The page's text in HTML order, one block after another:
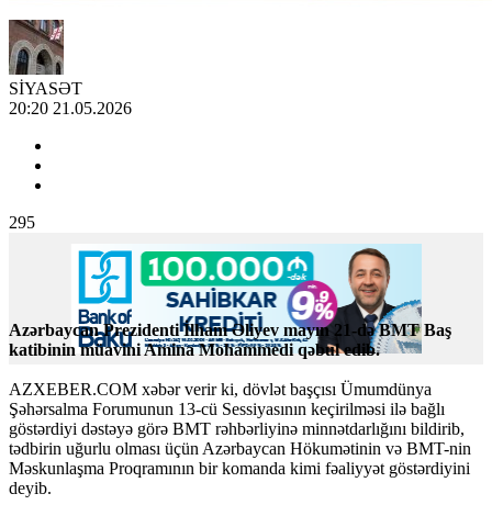
SİYASƏT
20:20 21.05.2026
295
Azərbaycan Prezidenti İlham Əliyev mayın 21-də BMT Baş
katibinin müavini Amina Mohammedi qəbul edib.
AZXEBER.COM xəbər verir ki, dövlət başçısı Ümumdünya
Şəhərsalma Forumunun 13-cü Sessiyasının keçirilməsi ilə bağlı
göstərdiyi dəstəyə görə BMT rəhbərliyinə minnətdarlığını bildirib,
tədbirin uğurlu olması üçün Azərbaycan Hökumətinin və BMT-nin
Məskunlaşma Proqramının bir komanda kimi fəaliyyət göstərdiyini
deyib.